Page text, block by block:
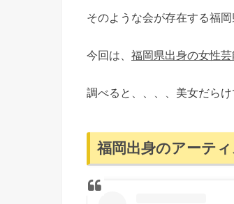
そのような会が存在する福
今回は、 福岡県出身の女性芸
調べると、、、、美女だらけ
福岡出身のアーテ